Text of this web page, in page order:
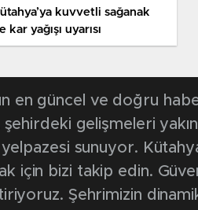
kuvvetli sağanak
kar yağışı uyarısı
en güncel ve doğru
şehirdeki gelişmeleri
sunuyor.
için bizi takip edin.
Şehrimizin